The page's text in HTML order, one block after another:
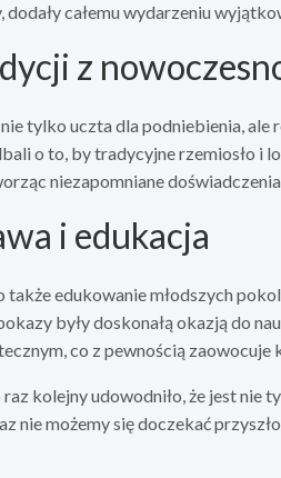
całemu wydarzeniu
z
tylko uczta dla podniebienia,
o to, by tradycyjne rzemiosło i
niezapomniane
i edukacja
także edukowanie młodszych
były doskonałą okazją do
co z pewnością
kolejny udowodniło, że jest
nie możemy się doczekać